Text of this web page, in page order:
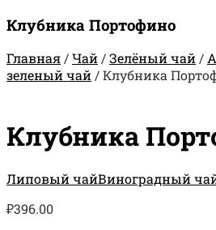
Клубника Портофино
Главная/Чай/Зелёный чай/
зеленый чай/Клубника
Клубника
Липовый чайВиноградный
₽396.00